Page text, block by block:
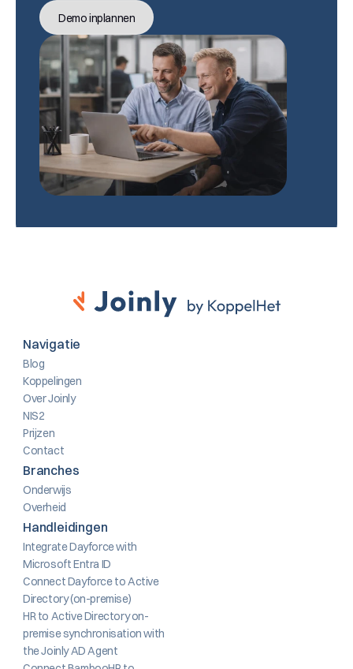
Demo inplannen
Navigatie
Blog
Koppelingen
Over Joinly
NIS2
Prijzen
Contact
Branches
Onderwijs
Overheid
Handleidingen
Integrate Dayforce with
Microsoft Entra ID
Connect Dayforce to Active
Directory (on-premise)
HR to Active Directory on-
premise synchronisation with
the Joinly AD Agent